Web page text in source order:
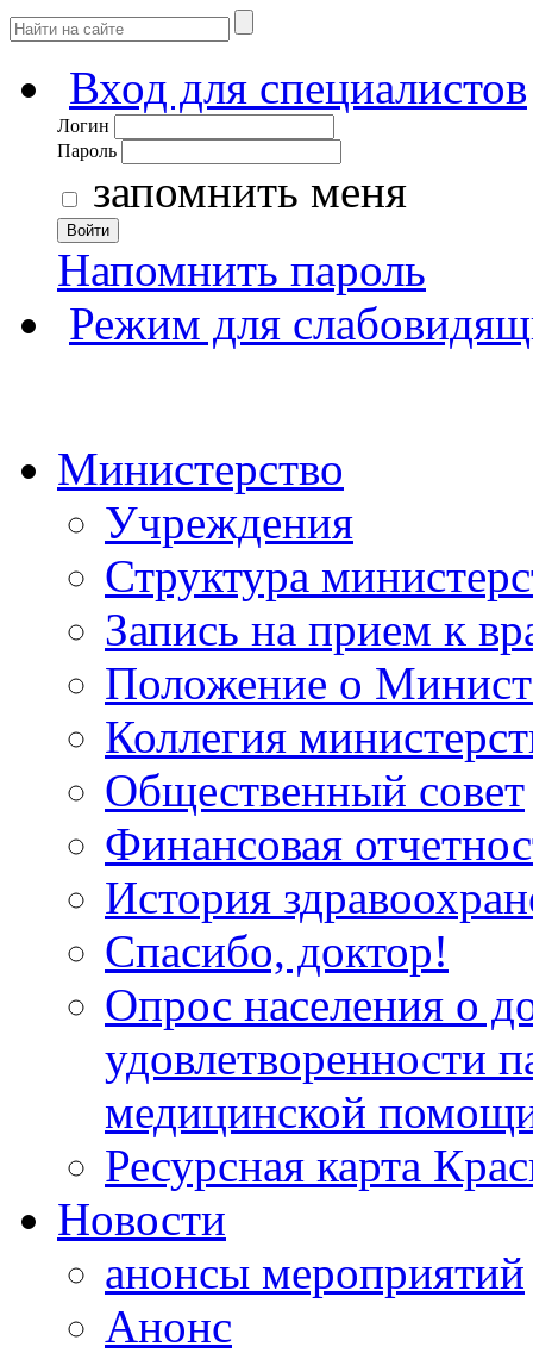
Вход для специалистов
Логин
Пароль
запомнить меня
Войти
Напомнить пароль
Режим для
Министерство
Учреждения
Структура
Запись на прием к
Положение о
Коллегия
Общественный совет
Финансовая
История
Спасибо, доктор!
Опрос населения о
удовлетворенности
медицинской
Ресурсная карта
Новости
анонсы мероприятий
Анонс